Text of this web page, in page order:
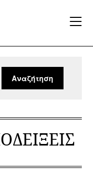
Αναζήτηση